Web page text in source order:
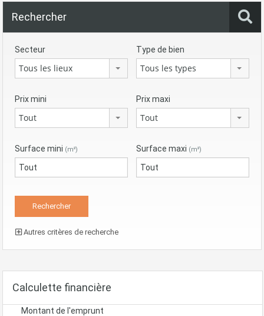
Rechercher
Secteur
Tous les lieux
Type de bien
Tous les types
Prix mini
Tout
Prix maxi
Tout
Surface mini (m²) Surface maxi (m²)
Autres critères de recherche
Calculette financière
Montant de l'emprunt